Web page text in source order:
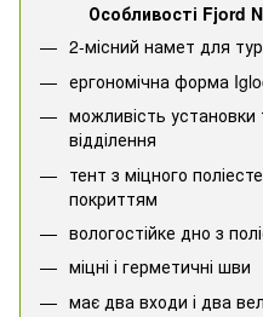
Особливості Fjord
2-місний намет для
ергономічна форма
можливість установки
відділення
тент з міцного
покриттям
вологостійке дно з
міцні і герметичні шви
має два входи і два